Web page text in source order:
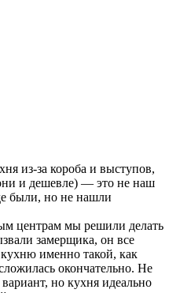
из-за короба и выступов,
и дешевле) — это не наш
были, но не нашли
центрам мы решили делать
замерщика, он все
именно такой, как
окончательно. Не
но кухня идеально